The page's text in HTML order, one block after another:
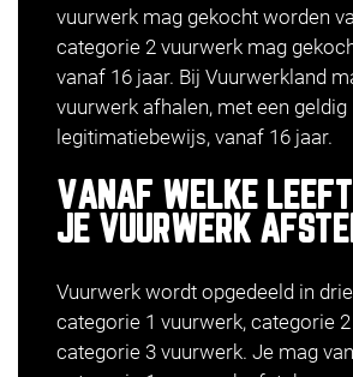
vuurwerk mag gekocht worden
categorie 2 vuurwerk mag
vanaf 16 jaar. Bij Vuurwerkland
vuurwerk afhalen, met een geldig
legitimatiebewijs, vanaf 16 jaar.
VANAF WELKE
JE VUURWERK
Vuurwerk wordt opgedeeld in
categorie 1 vuurwerk, categorie
categorie 3 vuurwerk. Je mag